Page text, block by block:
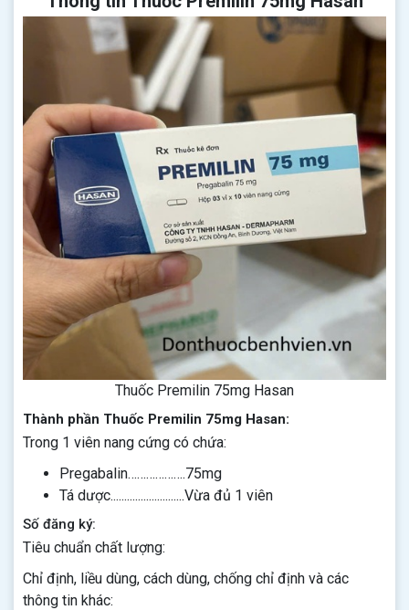
Thuốc Premilin 75mg Hasan
Thành phần Thuốc Premilin 75mg Hasan:
Trong 1 viên nang cứng có chứa:
Pregabalin……………….75mg
Tá dược...........................Vừa đủ 1 viên
Số đăng ký:
Tiêu chuẩn chất lượng:
Chỉ định, liều dùng, cách dùng, chống chỉ định và các
thông tin khác: